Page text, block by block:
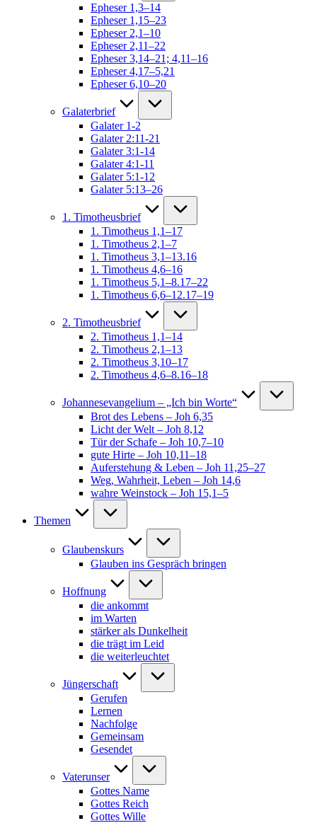
Epheser 1,3–14
Epheser 1,15–23
Epheser 2,1–10
Epheser 2,11–22
Epheser 3,14–21; 4,11–16
Epheser 4,17–5,21
Epheser 6,10–20
Galaterbrief
Galater 1-2
Galater 2:11-21
Galater 3:1-14
Galater 4:1-11
Galater 5:1-12
Galater 5:13–26
1. Timotheusbrief
1. Timotheus 1,1–17
1. Timotheus 2,1–7
1. Timotheus 3,1–13.16
1. Timotheus 4,6–16
1. Timotheus 5,1–8.17–22
1. Timotheus 6,6–12.17–19
2. Timotheusbrief
2. Timotheus 1,1–14
2. Timotheus 2,1–13
2. Timotheus 3,10–17
2. Timotheus 4,6–8.16–18
Johannesevangelium – „Ich bin Worte“
Brot des Lebens – Joh 6,35
Licht der Welt – Joh 8,12
Tür der Schafe – Joh 10,7–10
gute Hirte – Joh 10,11–18
Auferstehung & Leben – Joh 11,25–27
Weg, Wahrheit, Leben – Joh 14,6
wahre Weinstock – Joh 15,1–5
Themen
Glaubenskurs
Glauben ins Gespräch bringen
Hoffnung
die ankommt
im Warten
stärker als Dunkelheit
die trägt im Leid
die weiterleuchtet
Jüngerschaft
Gerufen
Lernen
Nachfolge
Gemeinsam
Gesendet
Vaterunser
Gottes Name
Gottes Reich
Gottes Wille